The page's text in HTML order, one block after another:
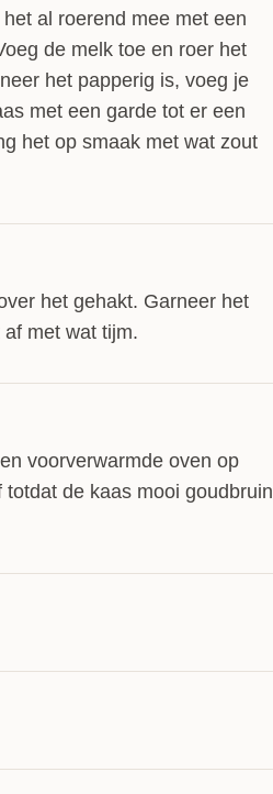
al roerend mee met een
de melk toe en roer het
het papperig is, voeg je
met een garde tot er een
het op smaak met wat zout
het gehakt. Garneer het
met wat tijm.
voorverwarmde oven op
de kaas mooi goudbruin